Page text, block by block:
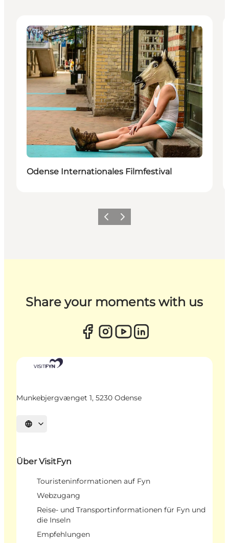
Veranstaltungen
Odense Internationales Filmfestival
ZurückWeiter
Share your moments with us
Munkebjergvænget 1, 5230 Odense
Sprache auswählen
Über VisitFyn
Touristeninformationen auf Fyn
Webzugang
Reise- und Transportinformationen für Fyn und
die Inseln
Empfehlungen